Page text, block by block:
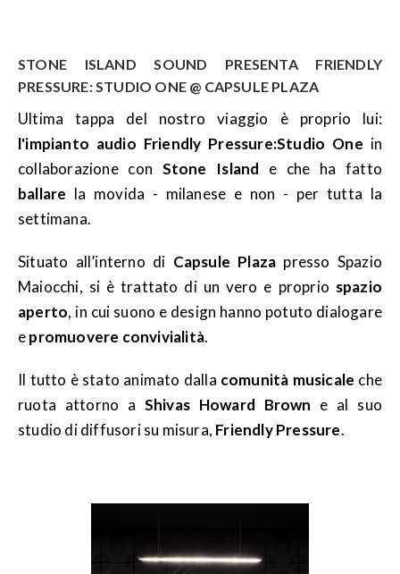
STONE ISLAND SOUND PRESENTA FRIENDLY
PRESSURE: STUDIO ONE @ CAPSULE PLAZA
Ultima tappa del nostro viaggio è proprio lui:
l'impianto audio Friendly Pressure:Studio One in
collaborazione con Stone Island e che ha fatto
ballare la movida - milanese e non - per tutta la
settimana.
Situato all’interno di Capsule Plaza presso Spazio
Maiocchi, si è trattato di un vero e proprio spazio
aperto, in cui suono e design hanno potuto dialogare
epromuovere convivialità.
Il tutto è stato animato dalla comunità musicale che
ruota attorno a Shivas Howard Brown e al suo
studio di diffusori su misura, Friendly Pressure.